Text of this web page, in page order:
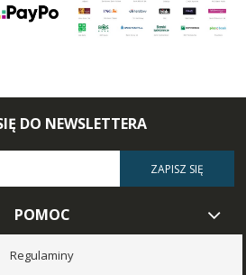
DO NEWSLETTERA
ZAPISZ SIĘ
POMOC
Regulaminy